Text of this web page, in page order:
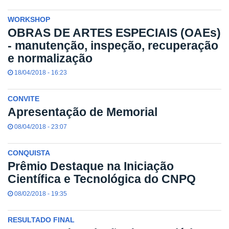
WORKSHOP
OBRAS DE ARTES ESPECIAIS (OAEs)
- manutenção, inspeção, recuperação
e normalização
18/04/2018 - 16:23
CONVITE
Apresentação de Memorial
08/04/2018 - 23:07
CONQUISTA
Prêmio Destaque na Iniciação
Científica e Tecnológica do CNPQ
08/02/2018 - 19:35
RESULTADO FINAL